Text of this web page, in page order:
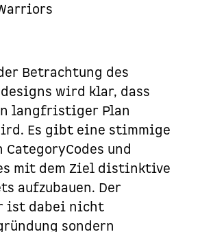
Betrachtung des
wird klar, dass
langfristiger Plan
Es gibt eine stimmige
CategoryCodes und
mit dem Ziel distinktive
aufzubauen. Der
ist dabei nicht
sondern